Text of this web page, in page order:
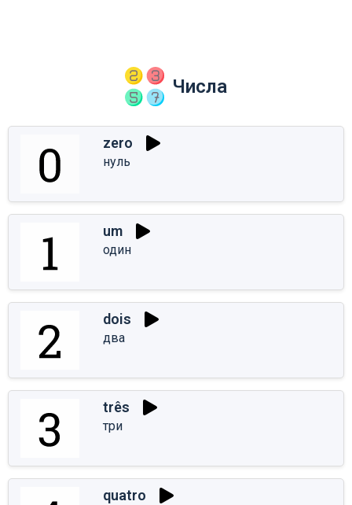
Числа
zero
нуль
um
один
dois
два
três
три
quatro